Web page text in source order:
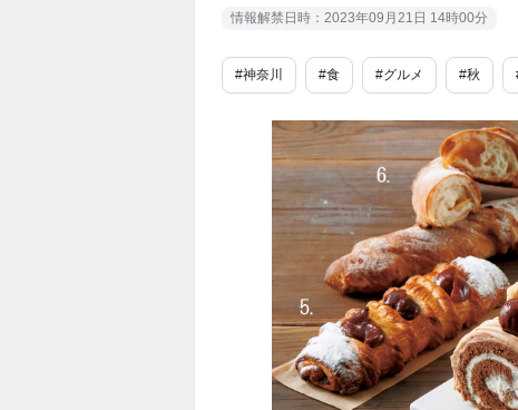
情報解禁日時：2023年09月21日 14時00分
#神奈川 #食 #グルメ #秋